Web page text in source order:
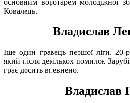
основним воротарем молодіжної
Ковалець.
Владислав
Іще один гравець першої ліги. 20-
який після декількох помилок
грає досить впевнено.
Владислав